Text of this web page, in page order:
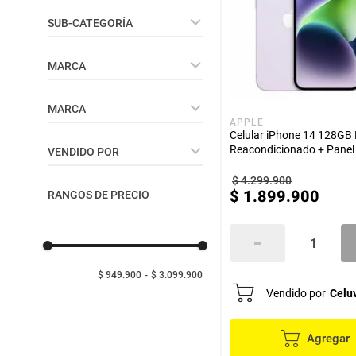
cuidado personal
SUB-CATEGORÍA
MARCA
Samsung
MARCA
Samsung
VENDIDO POR
RANGOS DE PRECIO
$ 949.900 $ 3.099.900
APPLE
Celular iPhone 14
Reacondicionado +
$4.299.900
$ 1.899.900
Vendido por
Agregar
Arroz